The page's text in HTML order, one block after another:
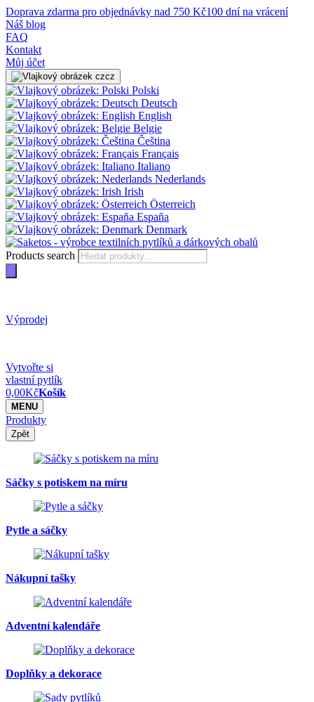
Doprava zdarma pro objednávky nad 750 Kč100 dní na vrácení
Náš blog
FAQ
Kontakt
Můj účet
cz
Polski
Deutsch
English
Belgie
Čeština
Français
Italiano
Nederlands
Irish
Österreich
España
Denmark
Products search
Výprodej
Vytvořte si
vlastní pytlík
0,00KčKošík
MENU
Produkty
Zpět
Sáčky s potiskem na míru
Pytle a sáčky
Nákupní tašky
Adventní kalendáře
Doplňky a dekorace